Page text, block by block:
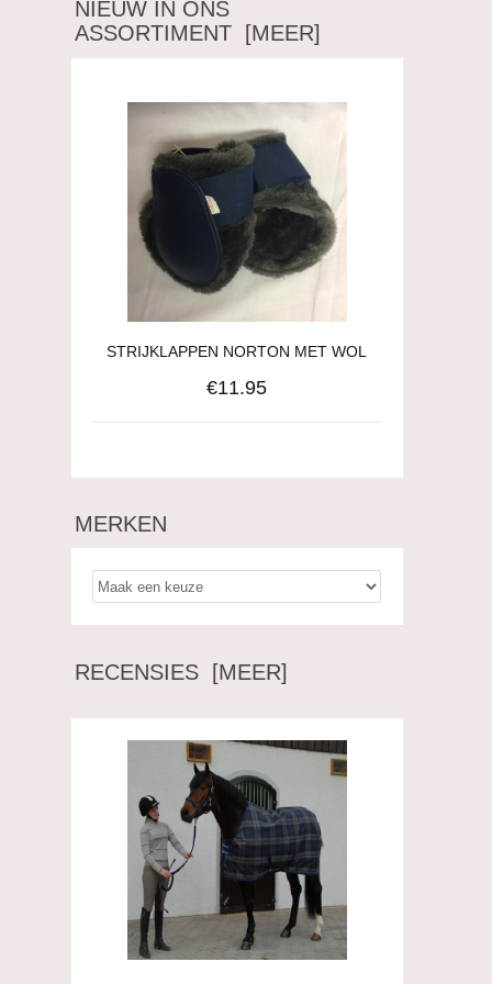
NIEUW IN ONS
ASSORTIMENT [MEER]
STRIJKLAPPEN NORTON MET WOL
€11.95
MERKEN
RECENSIES [MEER]